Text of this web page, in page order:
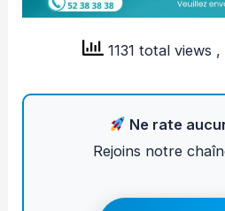
1131 total views ,
Ne rate
Rejoins notre